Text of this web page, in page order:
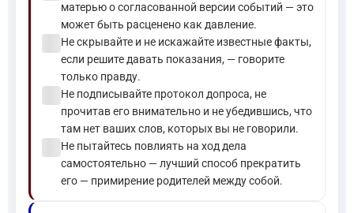
матерью о согласованной версии событий — это
может быть расценено как давление.
Не скрывайте и не искажайте известные факты,
если решите давать показания, — говорите
только правду.
Не подписывайте протокол допроса, не
прочитав его внимательно и не убедившись, что
там нет ваших слов, которых вы не говорили.
Не пытайтесь повлиять на ход дела
самостоятельно — лучший способ прекратить
его — примирение родителей между собой.